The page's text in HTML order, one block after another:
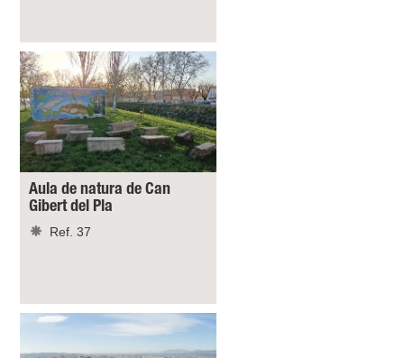
Aula de natura de Can
Gibert del Pla
Ref. 37